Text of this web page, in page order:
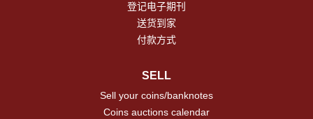
登记电子期刊
送货到家
付款方式
SELL
Sell your coins/banknotes
Coins auctions calendar